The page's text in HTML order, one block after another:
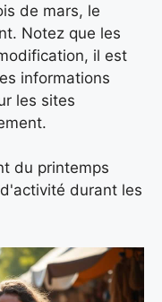
de mars, le
Notez que les
il est
informations
les sites
du printemps
durant les